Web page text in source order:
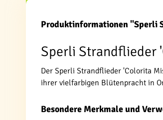
Produktinformationen "Sperli
Sperli Strandflieder
Der Sperli Strandflieder 'Colorita
ihrer vielfarbigen Blütenpracht in
Besondere Merkmale und